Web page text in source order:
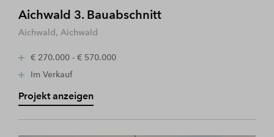
Aichwald 3. Bauabschnitt
Aichwald, Aichwald
€ 270.000 - € 570.000
Im Verkauf
Projekt anzeigen